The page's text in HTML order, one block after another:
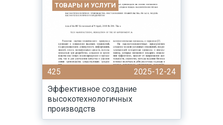
ТОВАРЫ И УСЛУГИ
425
2025-12-24
Эффективное создание
высокотехнологичных
производств